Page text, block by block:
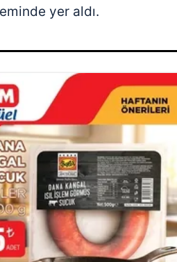
yer aldı.